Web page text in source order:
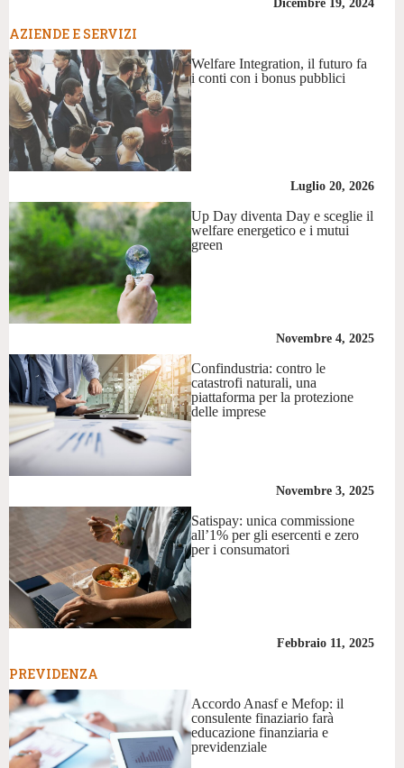
Dicembre 19, 2024
AZIENDE E SERVIZI
Welfare Integration, il futuro fa
i conti con i bonus pubblici
Luglio 20, 2026
Up Day diventa Day e sceglie il
welfare energetico e i mutui
green
Novembre 4, 2025
Confindustria: contro le
catastrofi naturali, una
piattaforma per la protezione
delle imprese
Novembre 3, 2025
Satispay: unica commissione
all’1% per gli esercenti e zero
per i consumatori
Febbraio 11, 2025
PREVIDENZA
Accordo Anasf e Mefop: il
consulente finaziario farà
educazione finanziaria e
previdenziale